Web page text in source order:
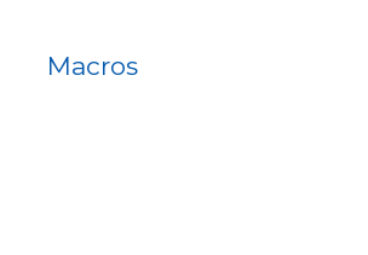
Macros